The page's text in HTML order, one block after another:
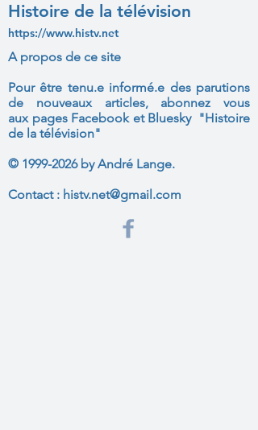
Histoire de la télévision
https://www.histv.net
A propos de ce site
Pour être tenu.e informé.e des parutions
de nouveaux articles, abonnez vous
aux pages Facebook et Bluesky "Histoire
de la télévision"
© 1999-2026by André Lange.
Contact : histv.net@gmail.com